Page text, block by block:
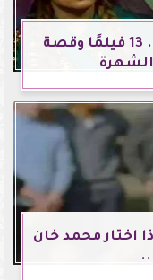
سناء مظهر في ذكرى رحيلها.. 13 فيلمًا وقصة
الشهرة
عامًا.. لماذا اختار محمد خان